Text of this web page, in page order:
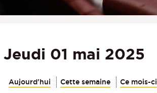
Jeudi 01 mai 2025
Aujourd'hui Cette semaine Ce mois-ci